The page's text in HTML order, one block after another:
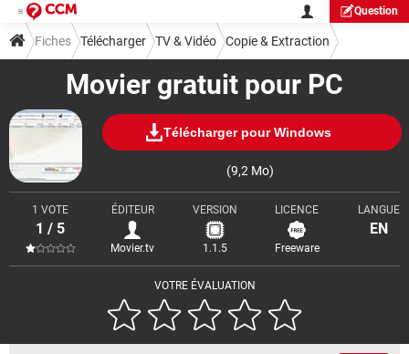
Question
Movier gratuit pour PC
Télécharger pour Windows
(9,2 Mo)
VOTRE ÉVALUATION
1 VOTE
1 / 5
ÉDITEUR
Movier.tv
VERSION
1.1.5
LICENCE
Freeware
LANGUE
EN
Fiches Télécharger TV & Vidéo Copie & Extraction